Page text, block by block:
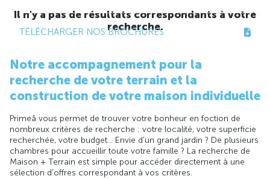
TÉLÉCHARGER NOS BROCHURES
Il n'y a pas de résultats correspondants à votre
recherche.
Notre accompagnement pour la
recherche de votre terrain et la
construction de votre maison individuelle
Primeâ vous permet de trouver votre bonheur en foction de
nombreux critères de recherche : votre localité, votre superficie
recherchée, votre budget... Envie d'un grand jardin ? De plusieurs
chambres pour accueillir toute votre famille ? La recherche de
Maison + Terrain est simple pour accéder directement à une
sélection d'offres correspondant à vos critères.